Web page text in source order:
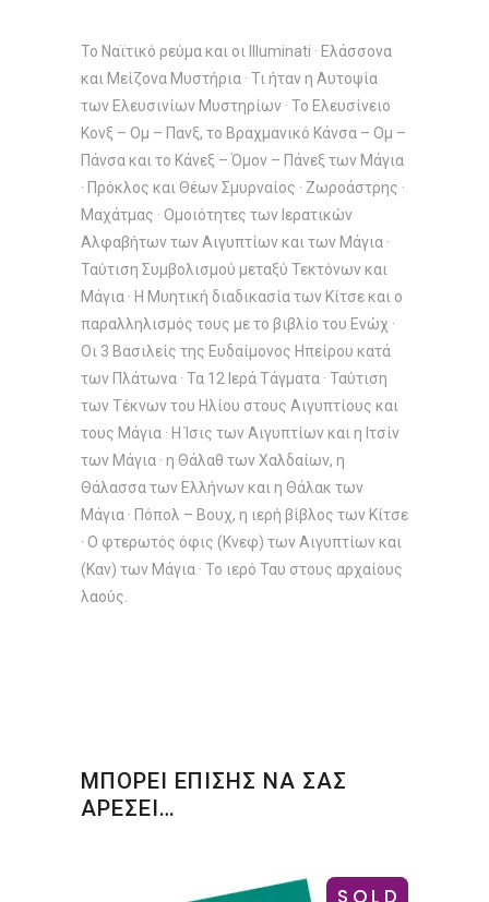
Το Ναϊτικό ρεύμα και οι Illuminati · Ελάσσονα
και Μείζονα Μυστήρια · Τι ήταν η Αυτοψία
των Ελευσινίων Μυστηρίων · Το Ελευσίνειο
Κονξ – Ομ – Πανξ, το Βραχμανικό Κάνσα – Ομ –
Πάνσα και το Κάνεξ – Όμον – Πάνεξ των Μάγια
· Πρόκλος και Θέων Σμυρναίος · Ζωροάστρης ·
Μαχάτμας · Ομοιότητες των Ιερατικών
Αλφαβήτων των Αιγυπτίων και των Μάγια ·
Ταύτιση Συμβολισμού μεταξύ Τεκτόνων και
Μάγια · Η Μυητική διαδικασία των Κίτσε και ο
παραλληλισμός τους με το βιβλίο του Ενώχ ·
Οι 3 Βασιλείς της Ευδαίμονος Ηπείρου κατά
των Πλάτωνα · Τα 12 Ιερά Τάγματα · Ταύτιση
των Τέκνων του Ηλίου στους Αιγυπτίους και
τους Μάγια · Η Ίσις των Αιγυπτίων και η Ιτσίν
των Μάγια · η Θάλαθ των Χαλδαίων, η
Θάλασσα των Ελλήνων και η Θάλακ των
Μάγια · Πόπολ – Βουχ, η ιερή βίβλος των Κίτσε
· Ο φτερωτός όφις (Κνεφ) των Αιγυπτίων και
(Καν) των Μάγια · Το ιερό Ταυ στους αρχαίους
λαούς.
ΜΠΟΡΕΙ ΕΠΙΣΗΣ ΝΑ ΣΑΣ
ΑΡΕΣΕΙ…
-8%
SOLD